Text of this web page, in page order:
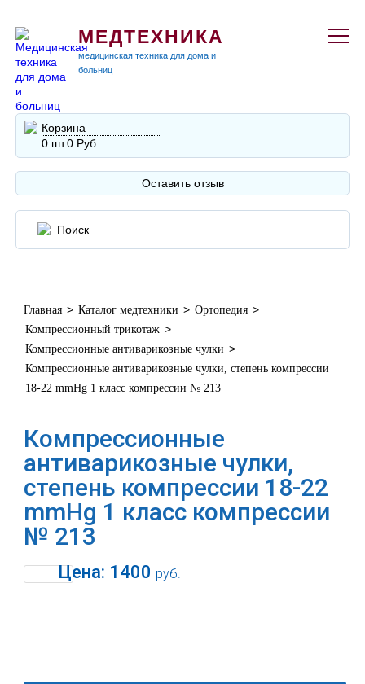
МЕДТЕХНИКА
медицинская техника для дома и
больниц
Корзина
0 шт.0 Руб.
Оставить отзыв
Главная > Каталог медтехники > Ортопедия >
Компрессионный трикотаж >
Компрессионные антиварикозные чулки >
Компрессионные антиварикозные чулки, степень компрессии
18-22 mmHg 1 класс компрессии № 213
Компрессионные
антиварикозные чулки,
степень компрессии 18-22
mmHg 1 класс компрессии
№ 213
Цена: 1400 руб.